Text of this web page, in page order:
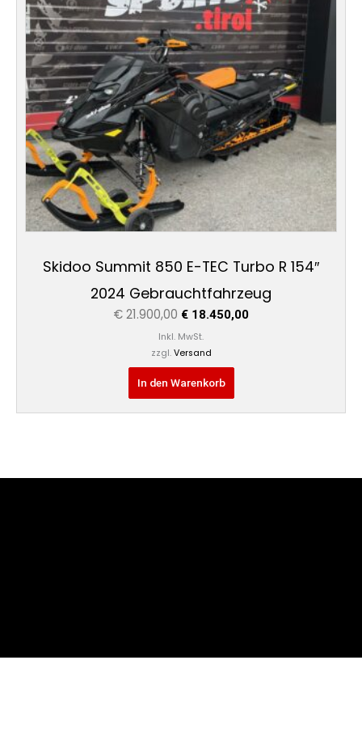
Skidoo Summit 850 E-TEC Turbo R 154″
2024 Gebrauchtfahrzeug
€21.900,00 € 18.450,00
Inkl. MwSt.
zzgl. Versand
In den Warenkorb